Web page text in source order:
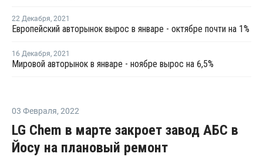
22 Декабря, 2021
Европейский авторынок вырос в январе - октябре почти на 1%
16 Декабря, 2021
Мировой авторынок в январе - ноябре вырос на 6,5%
03 Февраля, 2022
LG Chem в марте закроет завод АБС в
Йосу на плановый ремонт